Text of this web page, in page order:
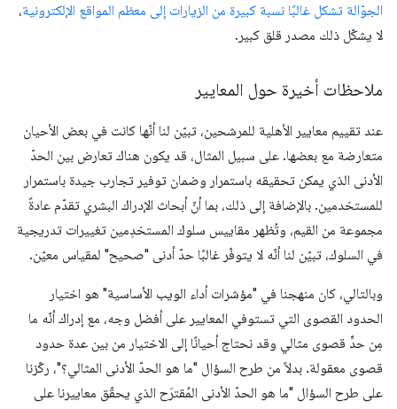
الجوّالة تشكل غالبًا نسبة كبيرة من الزيارات إلى معظم المواقع الإلكترونية،
لا يشكّل ذلك مصدر قلق كبير.
ملاحظات أخيرة حول المعايير
عند تقييم معايير الأهلية للمرشحين، تبيّن لنا أنّها كانت في بعض الأحيان
متعارضة مع بعضها. على سبيل المثال، قد يكون هناك تعارض بين الحدّ
الأدنى الذي يمكن تحقيقه باستمرار وضمان توفير تجارب جيدة باستمرار
للمستخدمين. بالإضافة إلى ذلك، بما أنّ أبحاث الإدراك البشري تقدّم عادةً
مجموعة من القيم، وتُظهر مقاييس سلوك المستخدِمين تغييرات تدريجية
في السلوك، تبيّن لنا أنّه لا يتوفّر غالبًا حدّ أدنى "صحيح" لمقياس معيّن.
وبالتالي، كان منهجنا في "مؤشرات أداء الويب الأساسية" هو اختيار
الحدود القصوى التي تستوفي المعايير على أفضل وجه، مع إدراك أنّه ما
مِن حدٍّ قصوى مثالي وقد نحتاج أحيانًا إلى الاختيار من بين عدة حدود
قصوى معقولة. بدلاً من طرح السؤال "ما هو الحدّ الأدنى المثالي؟"، ركّزنا
على طرح السؤال "ما هو الحدّ الأدنى المُقترَح الذي يحقّق معاييرنا على